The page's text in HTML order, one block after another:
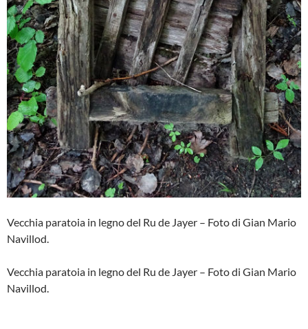
Vecchia paratoia in legno del Ru de Jayer – Foto di Gian Mario
Navillod.
Vecchia paratoia in legno del Ru de Jayer – Foto di Gian Mario
Navillod.